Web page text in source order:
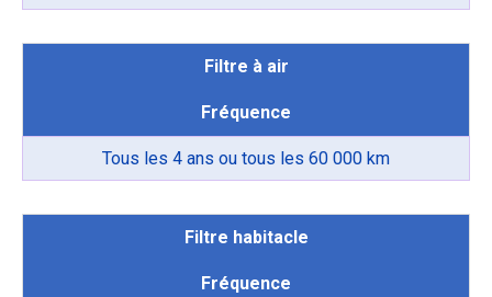
Filtre à air
Fréquence
Tous les 4 ans ou tous les 60 000 km
Filtre habitacle
Fréquence